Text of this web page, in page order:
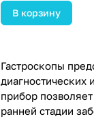
В корзину
Гастроскопы
диагностических
прибор
ранней стадии